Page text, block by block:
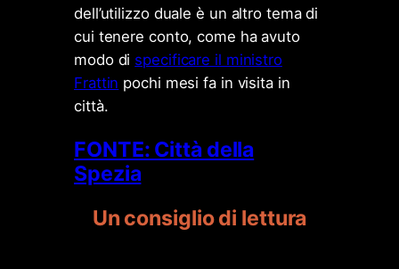
dell’utilizzo duale è un altro tema di
cui tenere conto, come ha avuto
modo di specificare il ministro
Frattin pochi mesi fa in visita in
città.
FONTE: Città della
Spezia
Un consiglio di lettura